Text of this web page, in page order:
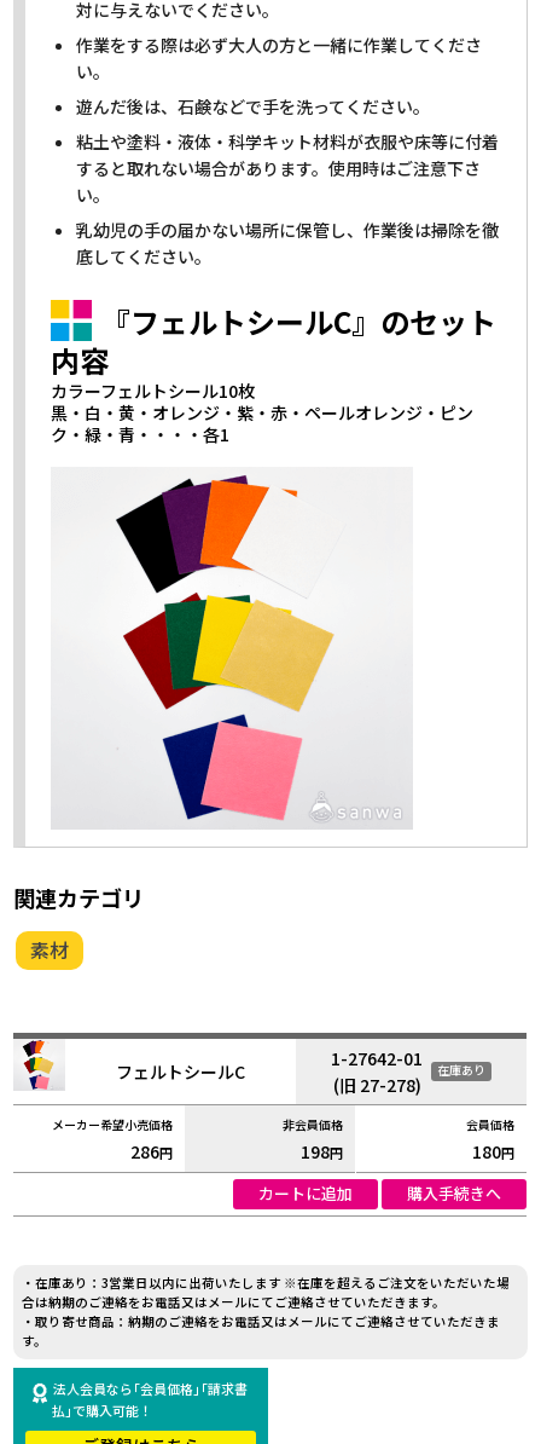
対に与えないでください。
作業をする際は必ず大人の方と一緒に作業してくださ
い。
遊んだ後は、石鹸などで手を洗ってください。
粘土や塗料・液体・科学キット材料が衣服や床等に付着
すると取れない場合があります。使用時はご注意下さ
い。
乳幼児の手の届かない場所に保管し、作業後は掃除を徹
底してください。
『フェルトシールC』のセット
内容
カラーフェルトシール10枚
黒・白・黄・オレンジ・紫・赤・ペールオレンジ・ピン
ク・緑・青・・・・各1
関連カテゴリ
素材
フェルトシールC
1-27642-01
(旧 27-278)
在庫あり
286円 198円 180円
カートに追加 購入手続きへ
・在庫あり：3営業日以内に出荷いたします ※在庫を超えるご注文をいただいた場
合は納期のご連絡をお電話又はメールにてご連絡させていただきます。
・取り寄せ商品：納期のご連絡をお電話又はメールにてご連絡させていただきま
す。
法人会員なら｢会員価格｣｢請求書
払｣で購入可能！